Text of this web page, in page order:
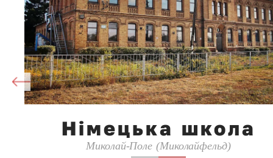
Німецька школа
Миколай-Поле (Миколайфельд)